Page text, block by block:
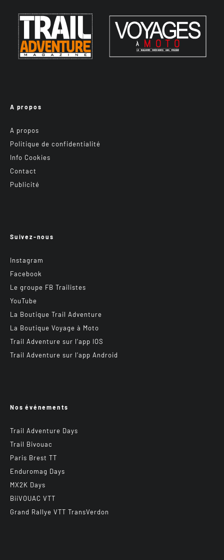
A propos
A propos
Politique de confidentialité
Info Cookies
Contact
Publicité
Suivez-nous
Instagram
Facebook
Le groupe FB Trailistes
YouTube
La Boutique Trail Adventure
La Boutique Voyage à Moto
Trail Adventure sur l’app IOS
Trail Adventure sur l’app Android
Nos événements
Trail Adventure Days
Trail Bivouac
Paris Brest TT
Enduromag Days
MX2K Days
BiiVOUAC VTT
Grand Rallye VTT TransVerdon